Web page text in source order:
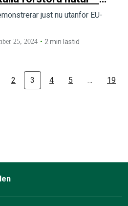
Roswall (M)just nu utanför EU-
25, 2024 2 min lästid
2 3 4 5 … 19